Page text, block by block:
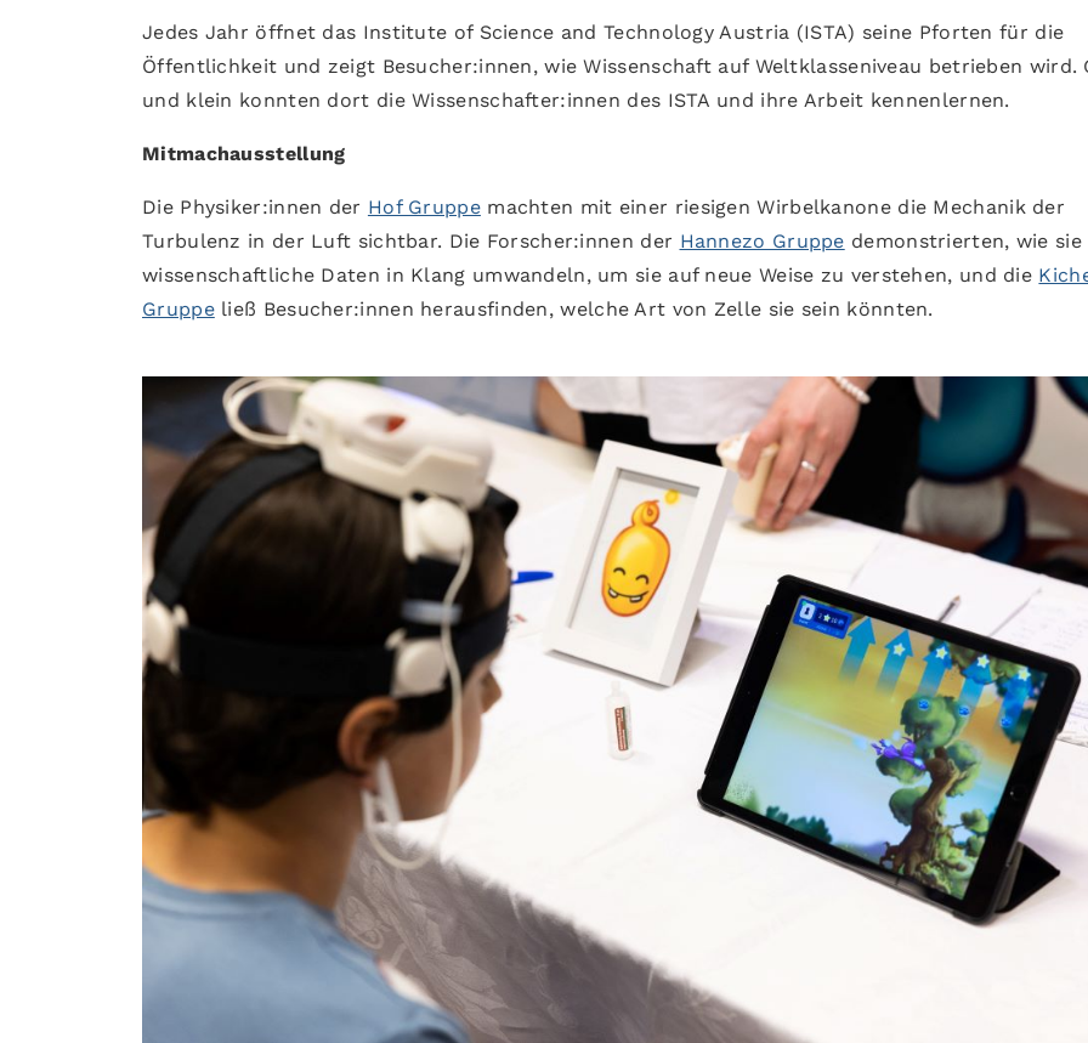
Jedes Jahr öffnet das Institute of Science and Technology Austria (ISTA) seine Pforten für die
Öffentlichkeit und zeigt Besucher:innen, wie Wissenschaft auf Weltklasseniveau betrieben wird.
und klein konnten dort die Wissenschafter:innen des ISTA und ihre Arbeit kennenlernen.
Mitmachausstellung
Die Physiker:innen der Hof Gruppemachten mit einer riesigen Wirbelkanone die Mechanik der
Turbulenz in der Luft sichtbar. Die Forscher:innen der Hannezo Gruppe demonstrierten, wie sie
wissenschaftliche Daten in Klang umwandeln, um sie auf neue Weise zu verstehen, und die
Gruppeließ Besucher:innen herausfinden, welche Art von Zelle sie sein könnten.